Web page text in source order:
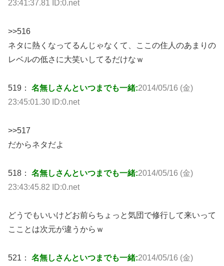
23:41:37.81 ID:0.net
>>516
ネタに熱くなってるんじゃなくて、ここの住人のあまりの
レベルの低さに大笑いしてるだけなｗ
519： 名無しさんといつまでも一緒:2014/05/16 (金)
23:45:01.30 ID:0.net
>>517
だからネタだよ
518： 名無しさんといつまでも一緒:2014/05/16 (金)
23:43:45.82 ID:0.net
どうでもいいけどお前らちょっと気団で修行して来いって
こことは次元が違うからｗ
521： 名無しさんといつまでも一緒:2014/05/16 (金)